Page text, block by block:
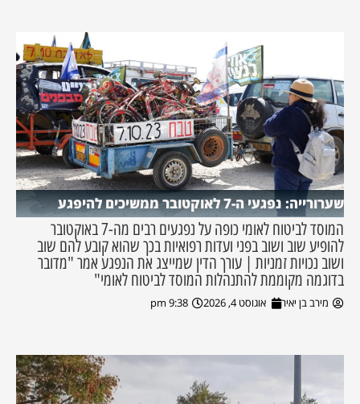
שערורייה: נפגעי ה-7 לאוקטובר ממשיכים להיפגע
המוסד לביטוח לאומי כופה על נפגעים רבים מה-7 באוקטובר
להופיע שוב ושוב בפני ועדות רפואיות בכך שהוא קובע להם שוב
ושוב נכויות זמניות | עורך הדין שמייצג את הנפגע אמר "מדובר
בדוגמה מקוממת להתנהלות המוסד לביטוח לאומי"
מירב בן יאיר אוגוסט 4, 2026 9:38 pm